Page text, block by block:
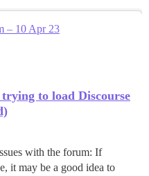
– 10 Apr 23
to load Discourse
with the forum: If
it may be a good idea to